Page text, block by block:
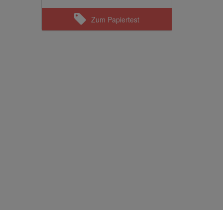
Zum Papiertest